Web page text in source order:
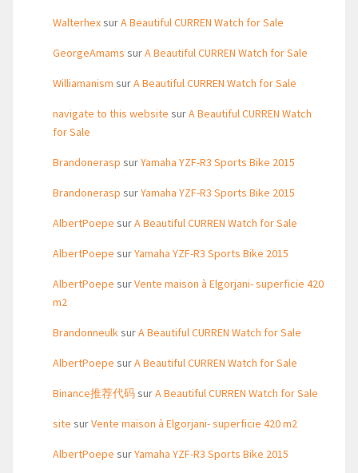
WalterhexsurA Beautiful CURREN Watch for Sale
GeorgeAmams surA Beautiful CURREN Watch for Sale
Williamanism surA Beautiful CURREN Watch for Sale
navigate to this website surA Beautiful CURREN Watch
for Sale
Brandonerasp surYamaha YZF-R3 Sports Bike 2015
Brandonerasp surYamaha YZF-R3 Sports Bike 2015
AlbertPoepe surA Beautiful CURREN Watch for Sale
AlbertPoepe surYamaha YZF-R3 Sports Bike 2015
AlbertPoepe surVente maison à Elgorjani- superficie 420
m2
BrandonneulksurA Beautiful CURREN Watch for Sale
AlbertPoepe surA Beautiful CURREN Watch for Sale
Binance推荐代码surA Beautiful CURREN Watch for Sale
site surVente maison à Elgorjani- superficie 420 m2
AlbertPoepe surYamaha YZF-R3 Sports Bike 2015